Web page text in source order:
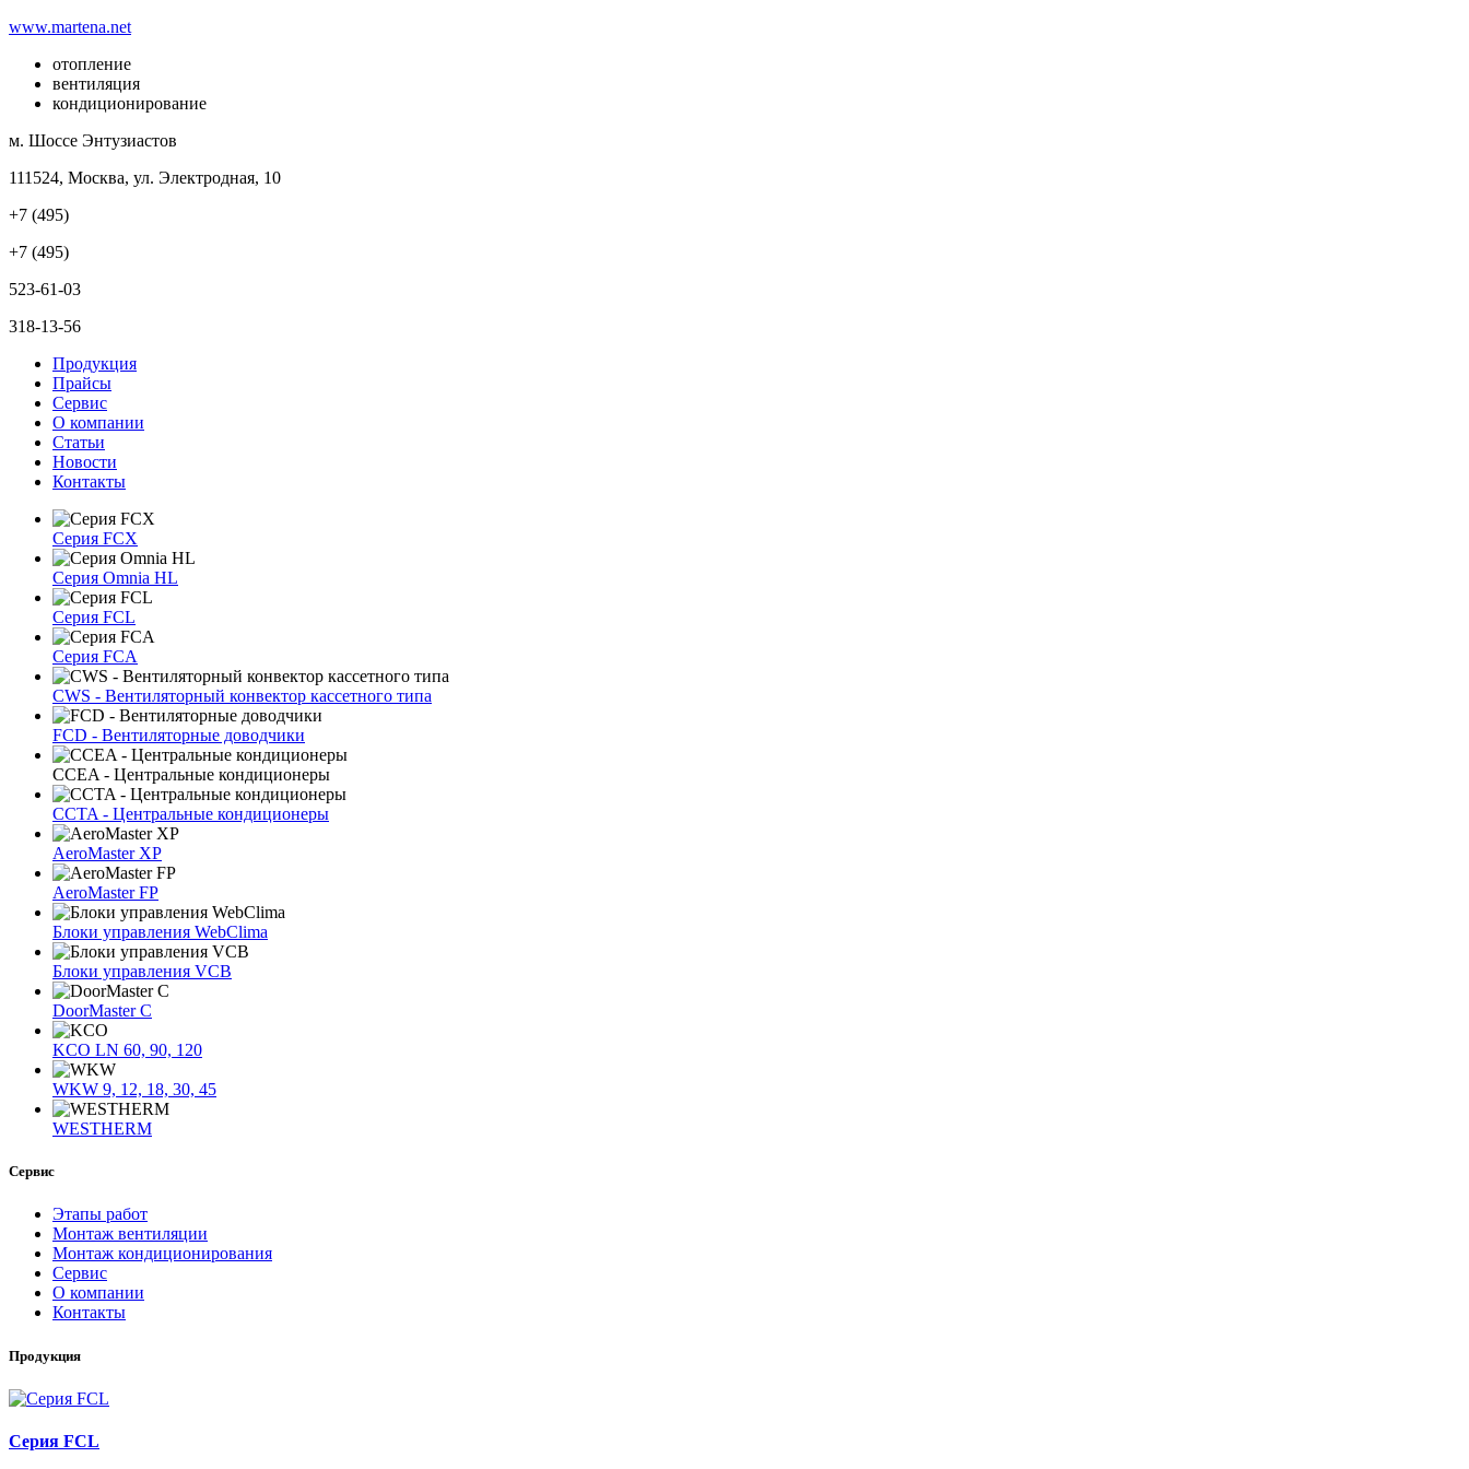
www.martena.net
отопление
вентиляция
кондиционирование
м. Шоссе Энтузиастов
111524, Москва, ул. Электродная, 10
+7 (495)
+7 (495)
523-61-03
318-13-56
Продукция
Прайсы
Сервис
О компании
Статьи
Новости
Контакты
Серия FCX
Серия Omnia HL
Серия FCL
Серия FCA
CWS - Вентиляторный конвектор кассетного типа
FCD - Вентиляторные доводчики
CCEA - Центральные кондиционеры
CCTA - Центральные кондиционеры
AeroMaster XP
AeroMaster FP
Блоки упрaвлeния WebClima
Блоки упрaвлeния VCB
DoorMaster C
KCO LN 60, 90, 120
WKW 9, 12, 18, 30, 45
WESTHERM
Сервис
Этапы работ
Монтаж вентиляции
Монтаж кондиционирования
Сервис
О компании
Контакты
Продукция
Серия FCL